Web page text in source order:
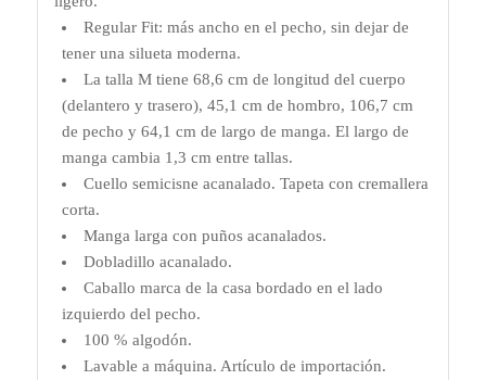
Regular Fit: más ancho en el pecho, sin dejar de
tener una silueta moderna.
La talla M tiene 68,6 cm de longitud del cuerpo
(delantero y trasero), 45,1 cm de hombro, 106,7 cm
de pecho y 64,1 cm de largo de manga. El largo de
manga cambia 1,3 cm entre tallas.
Cuello semicisne acanalado. Tapeta con cremallera
corta.
Manga larga con puños acanalados.
Dobladillo acanalado.
Caballo marca de la casa bordado en el lado
izquierdo del pecho.
100 % algodón.
Lavable a máquina. Artículo de importación.